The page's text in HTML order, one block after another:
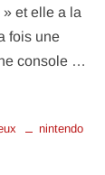
et elle a la
fois une
console …
nintendo